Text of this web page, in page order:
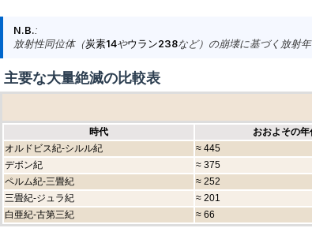
N.B.:
放射性同位体（炭素14やウラン238など）の崩壊に基づく放射
主要な大量絶滅の比較表
時代 おおよその年
オルドビス紀-シルル紀
≈ 445
デボン紀
≈ 375
ペルム紀-三畳紀
≈ 252
三畳紀-ジュラ紀
≈ 201
白亜紀-古第三紀
≈ 66